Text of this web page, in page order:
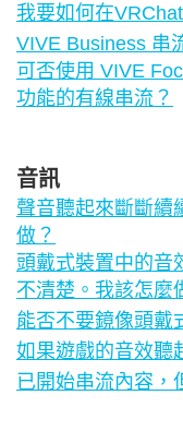
我要如何在
VIVE Business 串
可否使用 VIVE
功能的有線串流？
音訊
聲音聽起來斷斷續
做？
頭戴式裝置中的音
不清楚。我該怎麼
能否不要鏡像頭戴
如果遊戲的音效聽
已開始串流內容，